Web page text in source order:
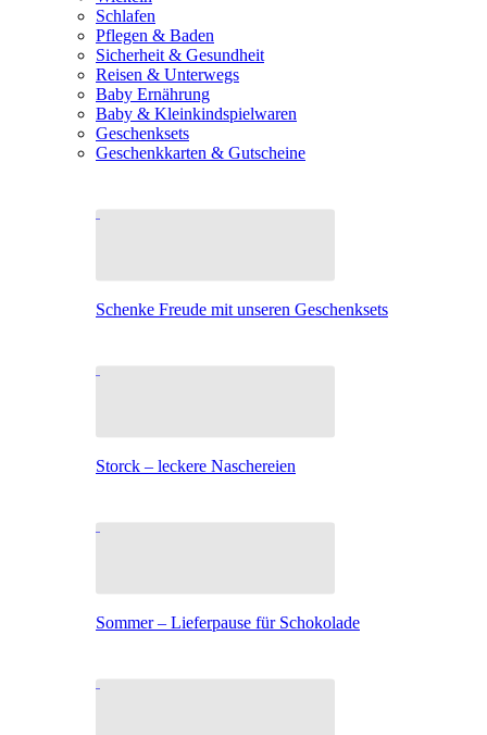
Schlafen
Pflegen & Baden
Sicherheit & Gesundheit
Reisen & Unterwegs
Baby Ernährung
Baby & Kleinkindspielwaren
Geschenksets
Geschenkkarten & Gutscheine
Schenke Freude mit unseren Geschenksets
Storck – leckere Naschereien
Sommer – Lieferpause für Schokolade